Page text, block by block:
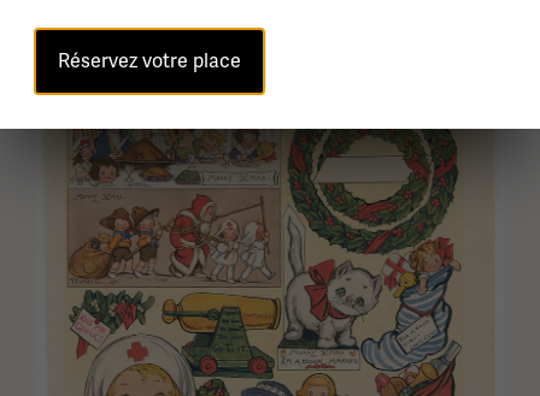
Réservez votre place